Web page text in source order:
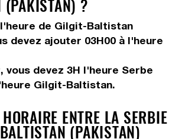
(PAKISTAN) ?
de Gilgit-Baltistan
devez ajouter 03H00à l'heure
vous devez 3H l'heure Serbe
Gilgit-Baltistan.
ENTRE LA SERBIE
(PAKISTAN)